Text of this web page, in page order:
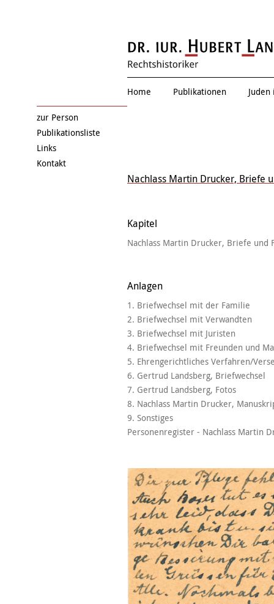
Victor
Home Publikationen
Nachlass Martin Drucker, Briefe
Kapitel
Nachlass Martin Drucker, Briefe und
Anlagen
1. Briefwechsel mit der Familie
2. Briefwechsel mit Verwandten
3. Briefwechsel mit Juristen
4. Briefwechsel mit Freunden und
5. Ehrengerichtliches Verfahren/
6. Gertrud Landsberg, Briefwechsel
7. Gertrud Landsberg, Fotos
8. Nachlass Martin Drucker,
9. Sonstiges
Personenregister - Nachlass Martin
zur Person
Publikationsliste
Links
Kontakt